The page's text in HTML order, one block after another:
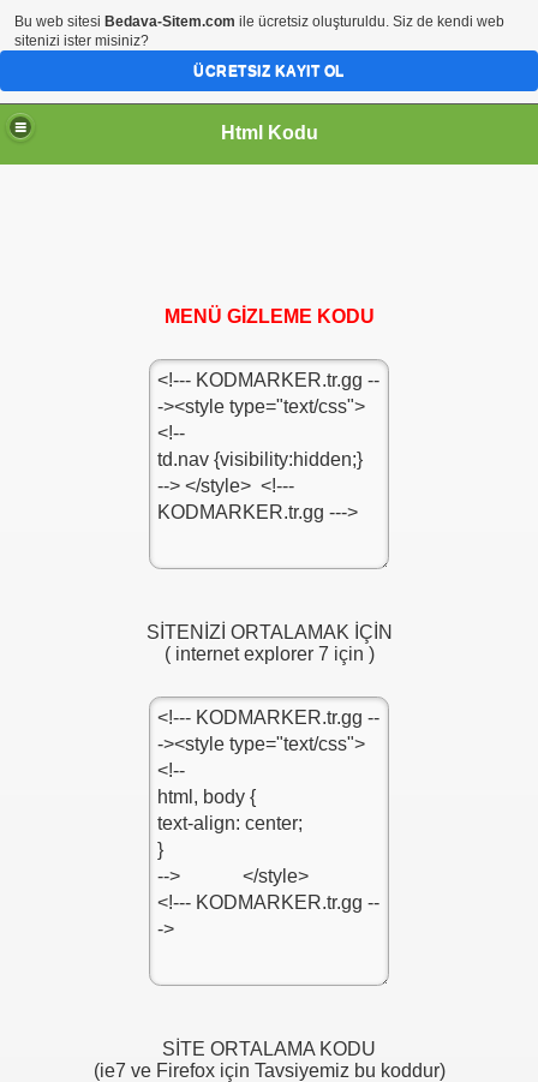
Html Kodu
MENÜ GİZLEME KODU
SİTENİZİ ORTALAMAK İÇİN
( internet explorer 7 için )
SİTE ORTALAMA KODU
(ie7 ve Firefox için Tavsiyemiz bu koddur)
Bu web sitesi Bedava-Sitem.com ile ücretsiz oluşturuldu. Siz de kendi web
sitenizi ister misiniz?
ÜCRETSIZ KAYIT OL